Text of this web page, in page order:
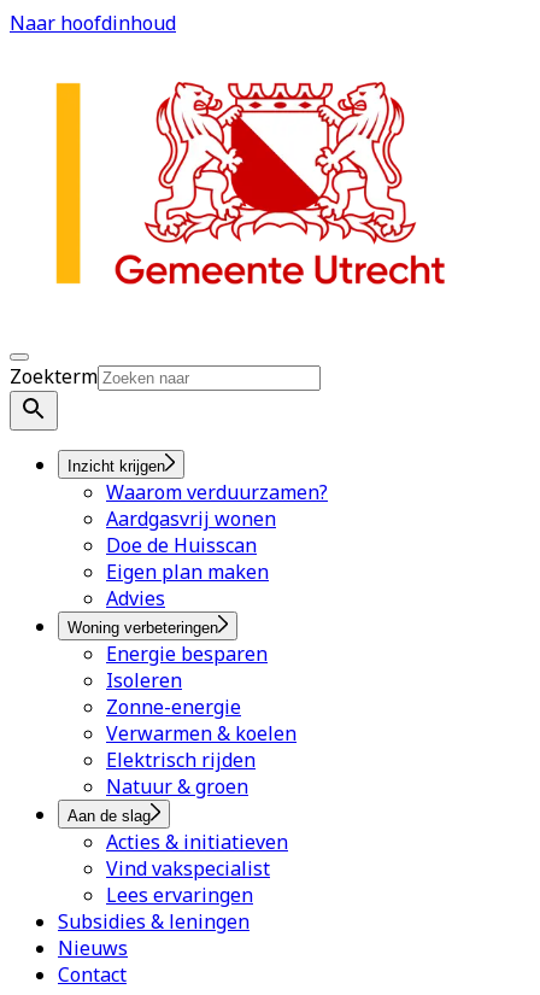
Naar hoofdinhoud
Zoekterm
Inzicht krijgen
Waarom verduurzamen?
Aardgasvrij wonen
Doe de Huisscan
Eigen plan maken
Advies
Woning verbeteringen
Energie besparen
Isoleren
Zonne-energie
Verwarmen & koelen
Elektrisch rijden
Natuur & groen
Aan de slag
Acties & initiatieven
Vind vakspecialist
Lees ervaringen
Subsidies & leningen
Nieuws
Contact